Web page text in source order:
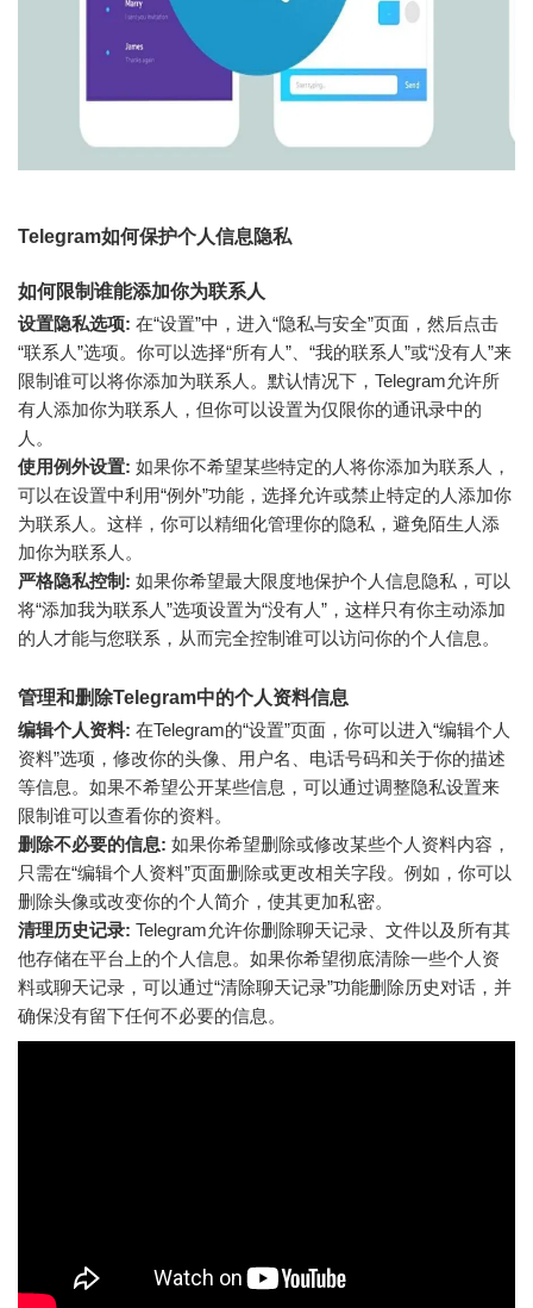
Telegram如何保护个人信息隐私
如何限制谁能添加你为联系人
设置隐私选项: 在“设置”中，进入“隐私与安全”页面，然后点击
“联系人”选项。你可以选择“所有人”、“我的联系人”或“没有人”来
限制谁可以将你添加为联系人。默认情况下，Telegram允许所
有人添加你为联系人，但你可以设置为仅限你的通讯录中的
人。
使用例外设置: 如果你不希望某些特定的人将你添加为联系人，
可以在设置中利用“例外”功能，选择允许或禁止特定的人添加你
为联系人。这样，你可以精细化管理你的隐私，避免陌生人添
加你为联系人。
严格隐私控制: 如果你希望最大限度地保护个人信息隐私，可以
将“添加我为联系人”选项设置为“没有人”，这样只有你主动添加
的人才能与您联系，从而完全控制谁可以访问你的个人信息。
管理和删除Telegram中的个人资料信息
编辑个人资料: 在Telegram的“设置”页面，你可以进入“编辑个人
资料”选项，修改你的头像、用户名、电话号码和关于你的描述
等信息。如果不希望公开某些信息，可以通过调整隐私设置来
限制谁可以查看你的资料。
删除不必要的信息: 如果你希望删除或修改某些个人资料内容，
只需在“编辑个人资料”页面删除或更改相关字段。例如，你可以
删除头像或改变你的个人简介，使其更加私密。
清理历史记录: Telegram允许你删除聊天记录、文件以及所有其
他存储在平台上的个人信息。如果你希望彻底清除一些个人资
料或聊天记录，可以通过“清除聊天记录”功能删除历史对话，并
确保没有留下任何不必要的信息。